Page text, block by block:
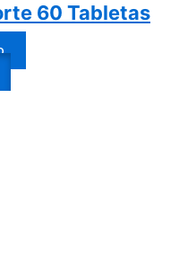
60 Tabletas